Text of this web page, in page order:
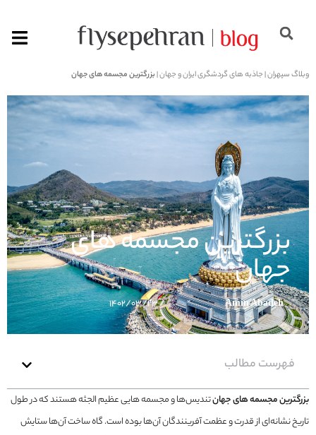
وبلاگ سپهران|جاذبه های گردشگری ایران و جهان|بزرگترین مجسمه های جهان
بزرگترین مجسمه های
جهان
Amin Abadeh ۱۴۰۲/۰۳/۲۳
فهرست مطالب
بزرگترین مجسمه های جهانتندیس‌ها و مجسمه هایی عظیم الجثه هستند که در طول
تاریخ نشانه‌ای از قدرت و عظمت آفرینندگان آن‌ها بوده است. گاه ساخت آن‌ها ستایش